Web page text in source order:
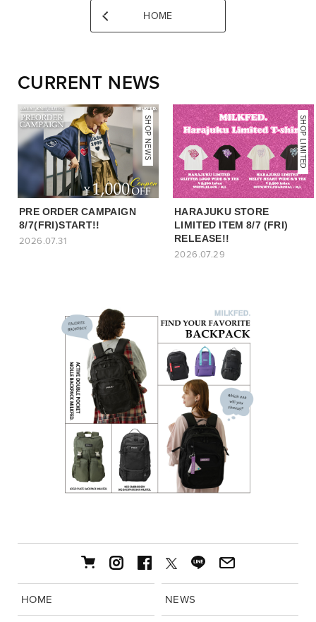
HOME
CURRENT NEWS
NEWS
SHOP NEWS
PRE ORDER CAMPAIGN
8/7(FRI)START!!
2026.07.31
SHOP LIMITED
HARAJUKU STORE
LIMITED ITEM 8/7 (FRI)
RELEASE!!
2026.07.29
HOME NEWS